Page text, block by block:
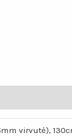
virvutė),